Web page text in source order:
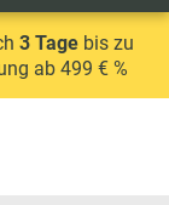
3 Tage bis zu
ab 499 € %